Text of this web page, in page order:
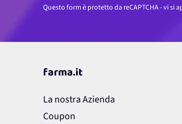
Questo form è protetto da reCAPTCHA - vi si
farma.it
La nostra Azienda
Coupon